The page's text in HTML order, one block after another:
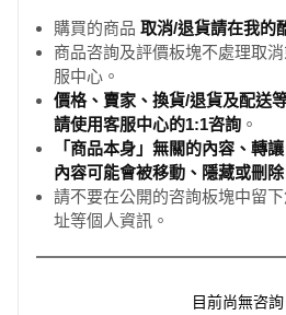
購買的商品 取消/退貨請在我的
商品咨詢及評價板塊不處理取
服中心。
價格、賣家、換貨/退貨及配送
請使用客服中心的1:1咨詢 。
「商品本身」無關的內容、轉
內容可能會被移動、隱藏或刪除
請不要在公開的咨詢板塊中留
址等個人資訊。
目前尚無咨詢